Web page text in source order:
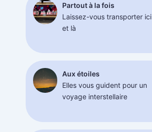
Partout à la fois
Laissez-vous transporter ici
et là
Aux étoiles
Elles vous guident pour un
voyage interstellaire